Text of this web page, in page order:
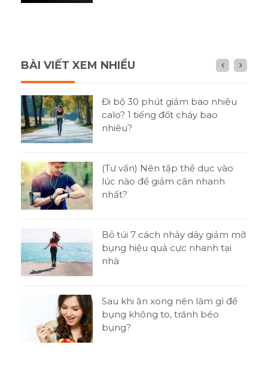
BÀI VIẾT XEM NHIỀU
Đi bộ 30 phút giảm bao nhiêu
calo? 1 tiếng đốt cháy bao
nhiêu?
(Tư vấn) Nên tập thể dục vào
lúc nào để giảm cân nhanh
nhất?
Bỏ túi 7 cách nhảy dây giảm mỡ
bụng hiệu quả cực nhanh tại
nhà
Sau khi ăn xong nên làm gì để
bụng không to, tránh béo
bụng?